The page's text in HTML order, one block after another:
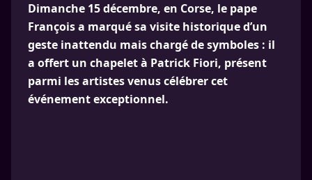
Dimanche 15 décembre, en Corse, le pape
François a marqué sa visite historique d’un
geste inattendu mais chargé de symboles : il
a offert un chapelet à Patrick Fiori, présent
parmi les artistes venus célébrer cet
événement exceptionnel.